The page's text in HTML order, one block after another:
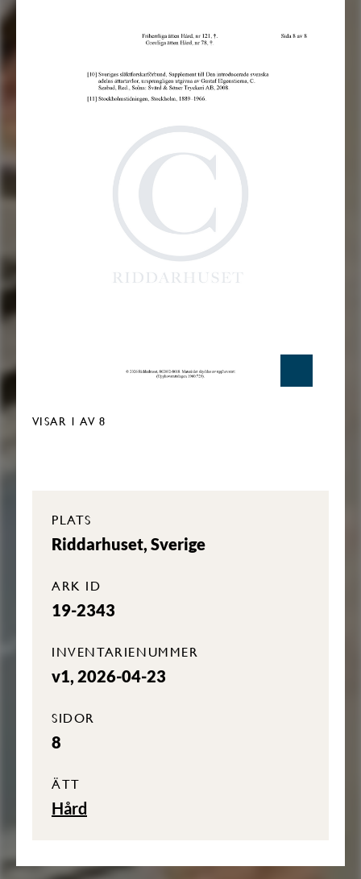
VISAR 1 AV 8
PLATS
Riddarhuset, Sverige
ARK ID
19-2343
INVENTARIENUMMER
v1, 2026-04-23
SIDOR
8
ÄTT
Hård